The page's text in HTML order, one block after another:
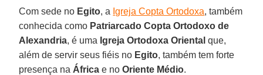
Com sede no Egito, a Igreja Copta Ortodoxa, também
conhecida como Patriarcado Copta Ortodoxo de
Alexandria, é uma Igreja Ortodoxa Oriental que,
além de servir seus fiéis no Egito, também tem forte
presença na África e noOriente Médio.